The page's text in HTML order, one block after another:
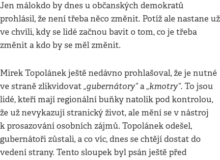
Jen málokdo by dnes u občanských demokratů
prohlásil, že není třeba něco změnit. Potíž ale nastane už
ve chvíli, kdy se lidé začnou bavit o tom, co je třeba
změnit a kdo by se měl změnit.
Mirek Topolánek ještě nedávno prohlašoval, že je nutné
ve straně zlikvidovat„gubernátory“a„kmotry“. To jsou
lidé, kteří mají regionální buňky natolik pod kontrolou,
že už nevykazují stranický život, ale mění se v nástroj
k prosazování osobních zájmů. Topolánek odešel,
gubernátoři zůstali, a co víc, dnes se chtějí dostat do
vedení strany. Tento sloupek byl psán ještě před